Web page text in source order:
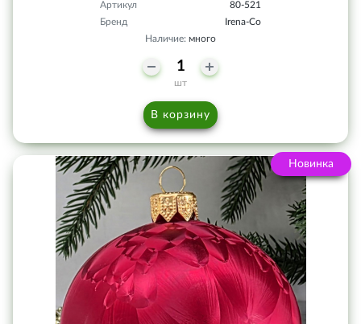
Артикул
80-521
Бренд
Irena-Co
Наличие: много
шт
В корзину
Новинка